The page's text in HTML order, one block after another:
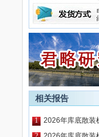
相关报告
1
2026年库底散装